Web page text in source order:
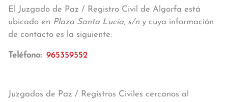
El Juzgado de Paz / Registro Civil de Algorfa está
ubicado en Plaza Santa Lucía, s/ny cuya información
de contacto es la siguiente:
Teléfono: 965359552
Juzgados de Paz / Registros Civiles cercanos al